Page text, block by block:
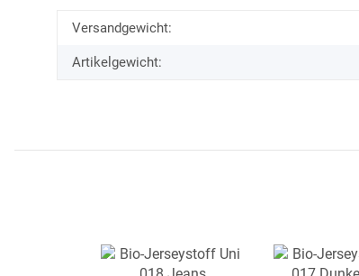
Versandgewicht:
Artikelgewicht: